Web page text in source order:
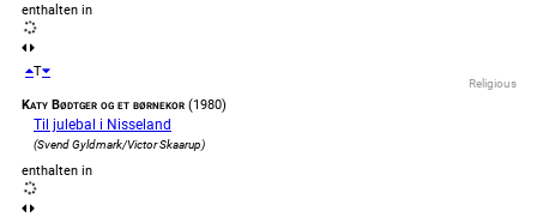
enthalten in
T
Religious
Katy Bødtger og et børnekor (1980)
Til julebal i Nisseland
(Svend Gyldmark/Victor Skaarup)
enthalten in